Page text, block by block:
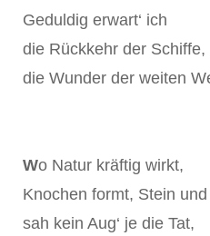
Geduldig erwart‘ ich
die Rückkehr der Schiffe,
die Wunder der weiten
Wo Natur kräftig wirkt,
Knochen formt, Stein
sah kein Aug‘ je die Tat,